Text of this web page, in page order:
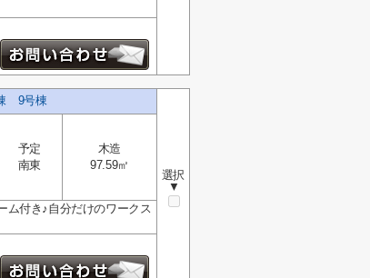
9号棟
選択
▼
予定
南東
木造
97.59㎡
ム付き♪自分だけのワークス